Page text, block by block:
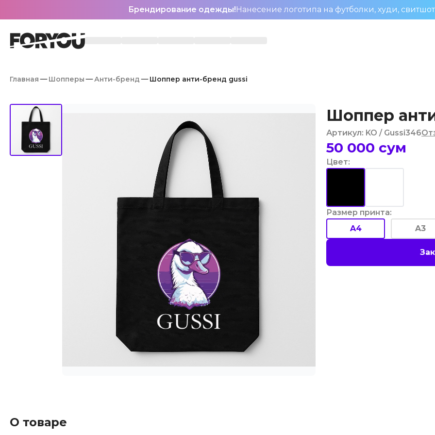
Брендирование одежды!Нанесение логотипа на футболки, худи,
Главная Шопперы Анти-бренд Шоппер анти-бренд gussi
Шоппер
Артикул: KO / Gussi346
50 000 сум
Цвет:
Размер принта:
A4
A3
О товаре